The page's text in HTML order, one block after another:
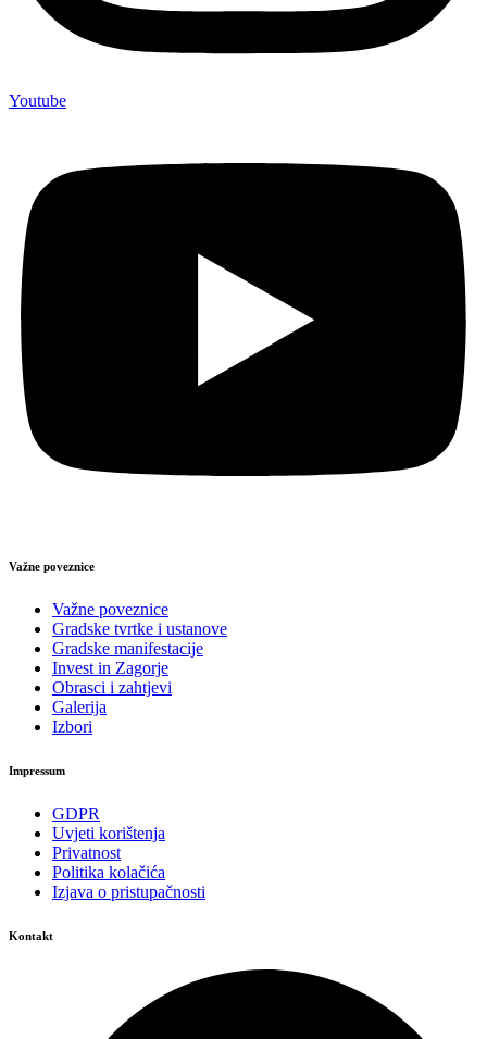
Youtube
Važne poveznice
Važne poveznice
Gradske tvrtke i ustanove
Gradske manifestacije
Invest in Zagorje
Obrasci i zahtjevi
Galerija
Izbori
Impressum
GDPR
Uvjeti korištenja
Privatnost
Politika kolačića
Izjava o pristupačnosti
Kontakt